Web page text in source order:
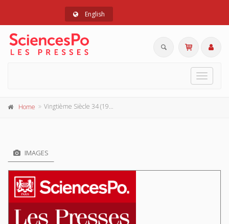
English
Toggle
Home Vingtième Siècle 34 (1992-2)
IMAGES